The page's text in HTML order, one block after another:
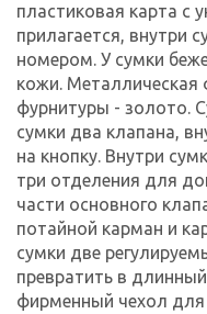
пластиковая карта с
прилагается, внутри
номером. У сумки
кожи. Металлическая
фурнитуры - золото.
сумки два клапана,
на кнопку. Внутри
три отделения для
части основного
потайной карман и
сумки две
превратить в
фирменный чехол для